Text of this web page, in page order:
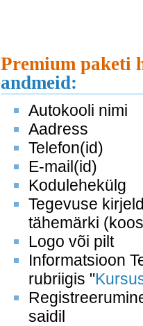
Premium paketi
andmeid:
Autokooli nimi
Aadress
Telefon(id)
E-mail(id)
Kodulehekülg
Tegevuse
tähemärki
Logo või pilt
Informatsioon
rubriigis "
saidil